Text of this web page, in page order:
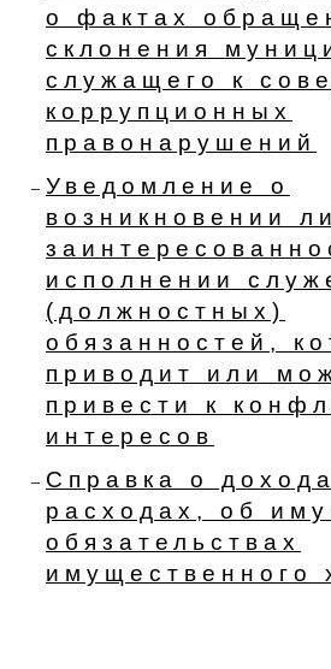
о фактах
склонения
служащего к
коррупционных
правонарушений
Уведомление о
возникновении
исполнении
(должностных)
обязанностей,
приводит или
привести к
интересов
Справка о
расходах, об
обязательствах
имущественного